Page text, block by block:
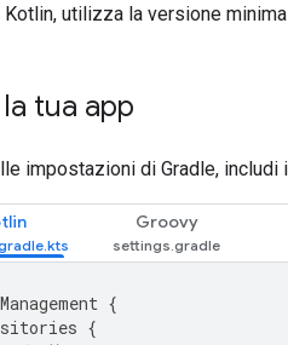
Kotlin, utilizza la versione
la tua app
impostazioni di Gradle, includi
Groovy
{
{